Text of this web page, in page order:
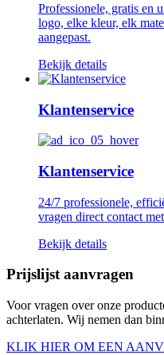
Professionele, gratis en
logo, elke kleur, elk
aangepast.
Bekijk details
Klantenservice
Klantenservice
24/7 professionele,
vragen direct contact
Bekijk details
Prijslijst aanvragen
Voor vragen over onze
achterlaten. Wij nemen dan
KLIK HIER OM EEN